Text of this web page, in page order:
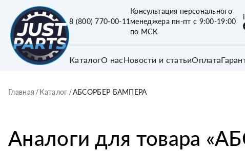
8 (800) 770-00-11
Консультация персонального
менеджера пн-пт с 9:00-19:00
по МСК
КаталогО насНовости и статьиОплата
Главная /Каталог /АБСОРБЕР БАМПЕРА
Аналоги для товара «